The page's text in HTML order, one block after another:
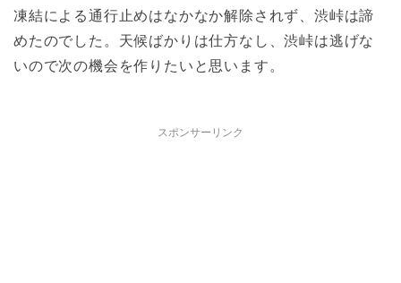
凍結による通行止めはなかなか解除されず、渋峠は諦
めたのでした。天候ばかりは仕方なし、渋峠は逃げな
いので次の機会を作りたいと思います。
スポンサーリンク